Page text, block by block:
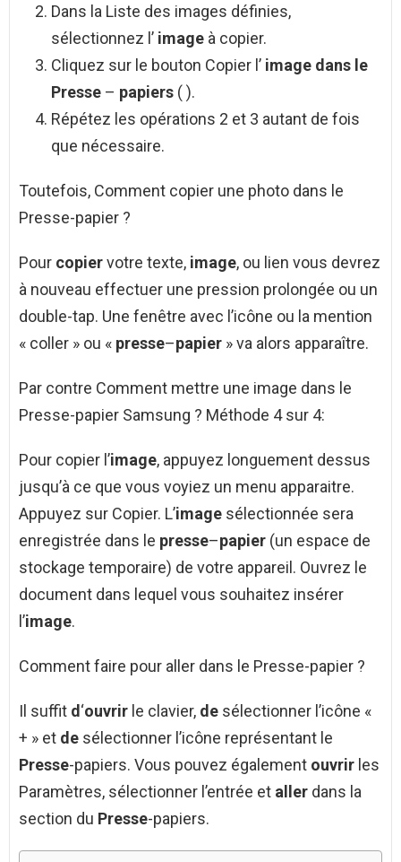
Dans la Liste des images définies,
sélectionnez l’ image à copier.
Cliquez sur le bouton Copier l’ image dans le
Presse – papiers ( ).
Répétez les opérations 2 et 3 autant de fois
que nécessaire.
Toutefois, Comment copier une photo dans le
Presse-papier ?
Pour copiervotre texte, image, ou lien vous devrez
à nouveau effectuer une pression prolongée ou un
double-tap. Une fenêtre avec l’icône ou la mention
« coller » ou « presse–papier » va alors apparaître.
Par contre Comment mettre une image dans le
Presse-papier Samsung ? Méthode 4 sur 4:
Pour copier l’image, appuyez longuement dessus
jusqu’à ce que vous voyiez un menu apparaitre.
Appuyez sur Copier. L’image sélectionnée sera
enregistrée dans le presse–papier (un espace de
stockage temporaire) de votre appareil. Ouvrez le
document dans lequel vous souhaitez insérer
l’image.
Comment faire pour aller dans le Presse-papier ?
Il suffit d‘ouvrir le clavier, de sélectionner l’icône «
+ » et de sélectionner l’icône représentant le
Presse-papiers. Vous pouvez également ouvrir les
Paramètres, sélectionner l’entrée et aller dans la
section du Presse-papiers.